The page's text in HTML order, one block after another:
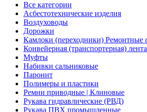
Все категории
Асбестотехнические изделия
Воздуховоды
Дорожки
Камлоки (переходники) Ремонтные
Конвейерная (транспортерная) лента
Муфты
Набивки сальниковые
Паронит
Полимеры и пластики
Ремни приводные | Клиновые
Рукава гидравлические (РВД)
Рукава ПВХ промышленные